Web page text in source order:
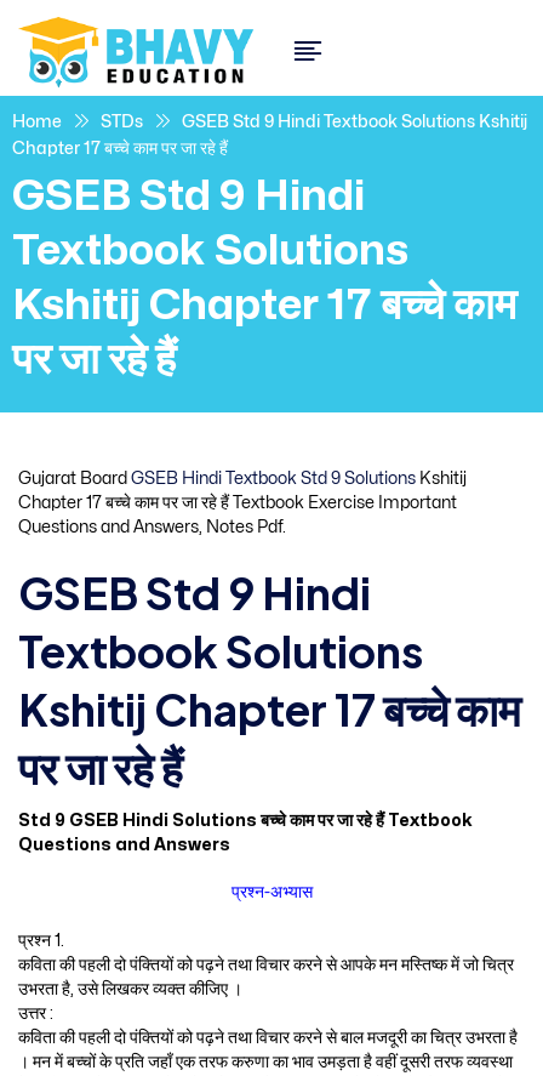
Home STDs
GSEB Std 9 Hindi Textbook Solutions Kshitij
Chapter 17 बच्चे काम पर जा रहे हैं
GSEB Std 9 Hindi
Textbook Solutions
Kshitij Chapter 17 बच्चे काम
पर जा रहे हैं
Gujarat Board GSEB Hindi Textbook Std 9 Solutions Kshitij
Chapter 17 बच्चे काम पर जा रहे हैं Textbook Exercise Important
Questions and Answers, Notes Pdf.
GSEB Std 9 Hindi
Textbook Solutions
Kshitij Chapter 17 बच्चे काम
पर जा रहे हैं
Std 9 GSEB Hindi Solutions बच्चे काम पर जा रहे हैं Textbook
Questions and Answers
प्रश्न-अभ्यास
प्रश्न 1.
कविता की पहली दो पंक्तियों को पढ़ने तथा विचार करने से आपके मन मस्तिष्क में जो चित्र
उभरता है, उसे लिखकर व्यक्त कीजिए ।
उत्तर :
कविता की पहली दो पंक्तियों को पढ़ने तथा विचार करने से बाल मजदूरी का चित्र उभरता है
। मन में बच्चों के प्रति जहाँ एक तरफ करुणा का भाव उमड़ता है वहीं दूसरी तरफ व्यवस्था